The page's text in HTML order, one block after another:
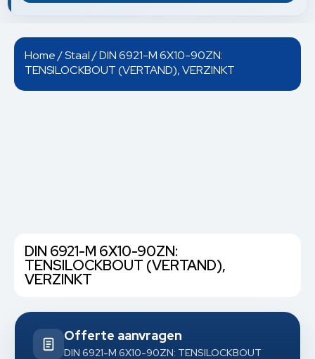
Home/Staal/ DIN 6921-M 6X10-90ZN:
TENSILOCKBOUT (VERTAND), VERZINKT
DIN 6921-M 6X10-90ZN:
TENSILOCKBOUT (VERTAND),
VERZINKT
Offerte aanvragen
DIN 6921-M 6X10-90ZN: TENSILOCKBOUT